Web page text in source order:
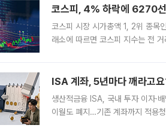
코스피, 4% 하락에 6270
코스피 시장 시가총액 1, 2위 종목
래소에 따르면 코스피 지수는 전
ISA 계좌, 5년마다 깨라고
생산적금융 ISA, 국내 투자 이자·
이월도 폐지…기존 계좌까지 적용